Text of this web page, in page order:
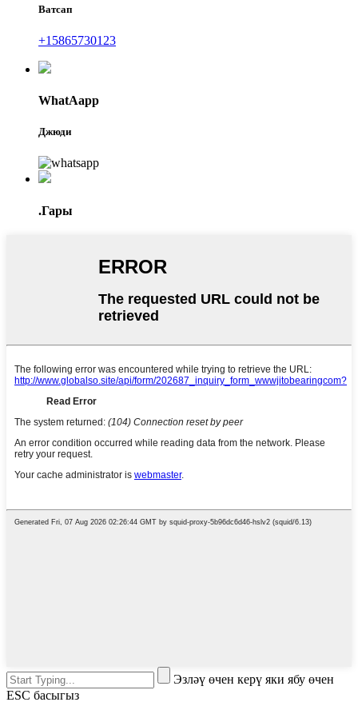
Ватсап
+15865730123
WhatAapp
Джюди
.Гары
Эзләү өчен керү яки ябу өчен
ESC басыгыз